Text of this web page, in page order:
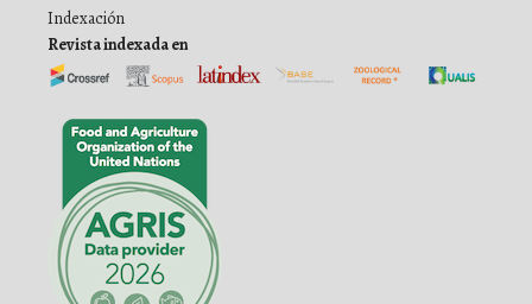
Indexación
Revista indexada en